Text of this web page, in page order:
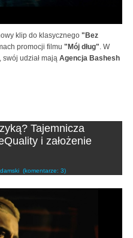
klip do klasycznego "Bez
promocji filmu "Mój dług". W
udział mają Agencja Bashesh
Tajemnicza
i założenie
(komentarze: 3)